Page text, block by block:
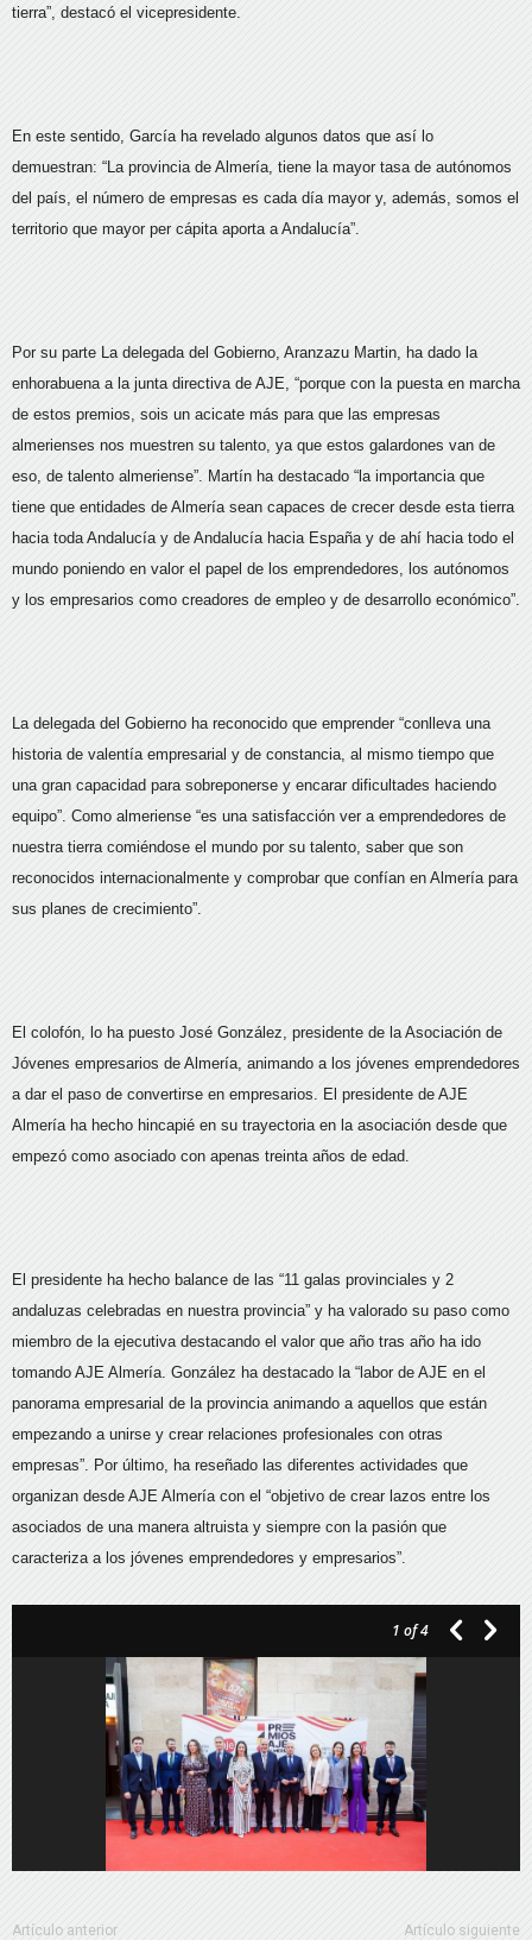
tierra”, destacó el vicepresidente.
En este sentido, García ha revelado algunos datos que así lo
demuestran: “La provincia de Almería, tiene la mayor tasa de autónomos
del país, el número de empresas es cada día mayor y, además, somos el
territorio que mayor per cápita aporta a Andalucía”.
Por su parte La delegada del Gobierno, Aranzazu Martin, ha dado la
enhorabuena a la junta directiva de AJE, “porque con la puesta en marcha
de estos premios, sois un acicate más para que las empresas
almerienses nos muestren su talento, ya que estos galardones van de
eso, de talento almeriense”. Martín ha destacado “la importancia que
tiene que entidades de Almería sean capaces de crecer desde esta tierra
hacia toda Andalucía y de Andalucía hacia España y de ahí hacia todo el
mundo poniendo en valor el papel de los emprendedores, los autónomos
y los empresarios como creadores de empleo y de desarrollo económico”.
La delegada del Gobierno ha reconocido que emprender “conlleva una
historia de valentía empresarial y de constancia, al mismo tiempo que
una gran capacidad para sobreponerse y encarar dificultades haciendo
equipo”. Como almeriense “es una satisfacción ver a emprendedores de
nuestra tierra comiéndose el mundo por su talento, saber que son
reconocidos internacionalmente y comprobar que confían en Almería para
sus planes de crecimiento”.
El colofón, lo ha puesto José González, presidente de la Asociación de
Jóvenes empresarios de Almería, animando a los jóvenes emprendedores
a dar el paso de convertirse en empresarios. El presidente de AJE
Almería ha hecho hincapié en su trayectoria en la asociación desde que
empezó como asociado con apenas treinta años de edad.
El presidente ha hecho balance de las “11 galas provinciales y 2
andaluzas celebradas en nuestra provincia” y ha valorado su paso como
miembro de la ejecutiva destacando el valor que año tras año ha ido
tomando AJE Almería. González ha destacado la “labor de AJE en el
panorama empresarial de la provincia animando a aquellos que están
empezando a unirse y crear relaciones profesionales con otras
empresas”. Por último, ha reseñado las diferentes actividades que
organizan desde AJE Almería con el “objetivo de crear lazos entre los
asociados de una manera altruista y siempre con la pasión que
caracteriza a los jóvenes emprendedores y empresarios”.
1 of 4
Artículo anterior Artículo siguiente